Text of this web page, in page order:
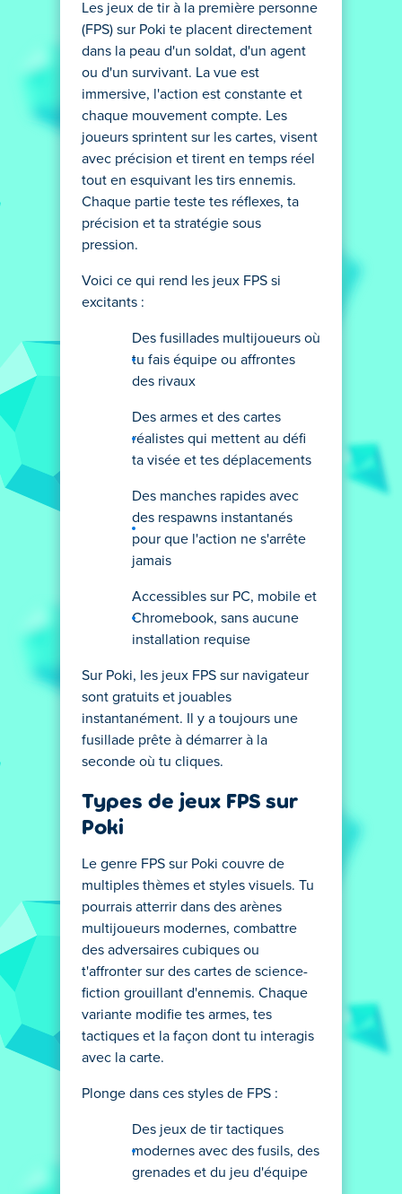
Les jeux de tir à la première personne
(FPS) sur Poki te placent directement
dans la peau d'un soldat, d'un agent
ou d'un survivant. La vue est
immersive, l'action est constante et
chaque mouvement compte. Les
joueurs sprintent sur les cartes, visent
avec précision et tirent en temps réel
tout en esquivant les tirs ennemis.
Chaque partie teste tes réflexes, ta
précision et ta stratégie sous
pression.
Voici ce qui rend les jeux FPS si
excitants :
Des fusillades multijoueurs où
tu fais équipe ou affrontes
des rivaux
Des armes et des cartes
réalistes qui mettent au défi
ta visée et tes déplacements
Des manches rapides avec
des respawns instantanés
pour que l'action ne s'arrête
jamais
Accessibles sur PC, mobile et
Chromebook, sans aucune
installation requise
Sur Poki, les jeux FPS sur navigateur
sont gratuits et jouables
instantanément. Il y a toujours une
fusillade prête à démarrer à la
seconde où tu cliques.
Types de jeux FPS sur
Poki
Le genre FPS sur Poki couvre de
multiples thèmes et styles visuels. Tu
pourrais atterrir dans des arènes
multijoueurs modernes, combattre
des adversaires cubiques ou
t'affronter sur des cartes de science-
fiction grouillant d'ennemis. Chaque
variante modifie tes armes, tes
tactiques et la façon dont tu interagis
avec la carte.
Plonge dans ces styles de FPS :
Des jeux de tir tactiques
modernes avec des fusils, des
grenades et du jeu d'équipe